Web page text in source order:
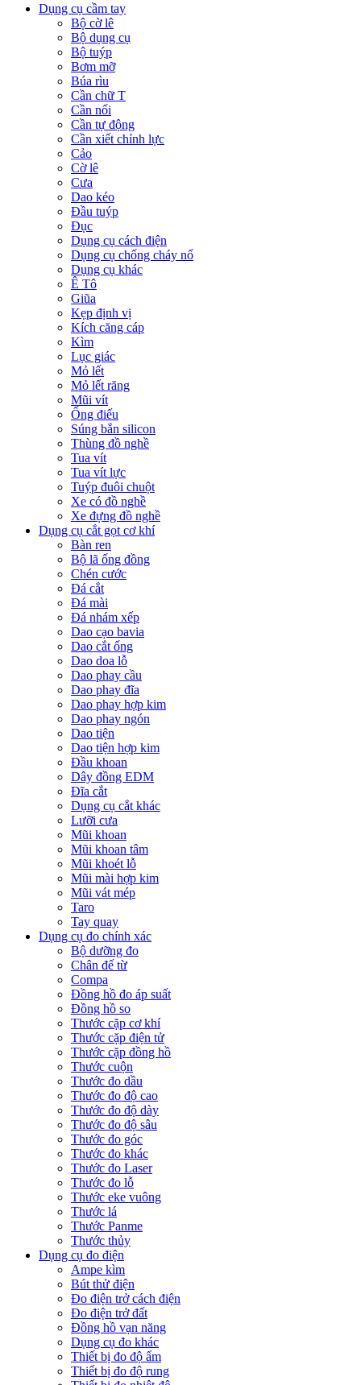
Dụng cụ cầm tay
Bộ cờ lê
Bộ dụng cụ
Bộ tuýp
Bơm mỡ
Búa rìu
Cần chữ T
Cần nối
Cần tự động
Cần xiết chỉnh lực
Cảo
Cờ lê
Cưa
Dao kéo
Đầu tuýp
Đục
Dụng cụ cách điện
Dụng cụ chống cháy nổ
Dụng cụ khác
Ê Tô
Giũa
Kẹp định vị
Kích căng cáp
Kìm
Lục giác
Mỏ lết
Mỏ lết răng
Mũi vít
Ống điếu
Súng bắn silicon
Thùng đồ nghề
Tua vít
Tua vít lực
Tuýp đuôi chuột
Xe có đồ nghề
Xe đựng đồ nghề
Dụng cụ cắt gọt cơ khí
Bàn ren
Bộ lã ống đồng
Chén cước
Đá cắt
Đá mài
Đá nhám xếp
Dao cạo bavia
Dao cắt ống
Dao doa lỗ
Dao phay cầu
Dao phay đĩa
Dao phay hợp kim
Dao phay ngón
Dao tiện
Dao tiện hợp kim
Đầu khoan
Dây đồng EDM
Đĩa cắt
Dụng cụ cắt khác
Lưỡi cưa
Mũi khoan
Mũi khoan tâm
Mũi khoét lỗ
Mũi mài hợp kim
Mũi vát mép
Taro
Tay quay
Dụng cụ đo chính xác
Bộ dưỡng đo
Chân đế từ
Compa
Đồng hồ đo áp suất
Đồng hồ so
Thước cặp cơ khí
Thước cặp điện tử
Thước cặp đồng hồ
Thước cuộn
Thước đo dầu
Thước đo độ cao
Thước đo độ dày
Thước đo độ sâu
Thước đo góc
Thước đo khác
Thước đo Laser
Thước đo lỗ
Thước eke vuông
Thước lá
Thước Panme
Thước thủy
Dụng cụ đo điện
Ampe kìm
Bút thử điện
Đo điện trở cách điện
Đo điện trở đất
Đồng hồ vạn năng
Dụng cụ đo khác
Thiết bị đo độ ẩm
Thiết bị đo độ rung